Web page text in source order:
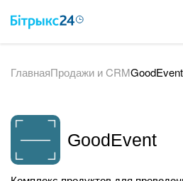
ВОЗМОЖНОСТИ
ИНТЕГРАЦИИ
ГлавнаяПродажи и CRMGoodEvent
GoodEvent